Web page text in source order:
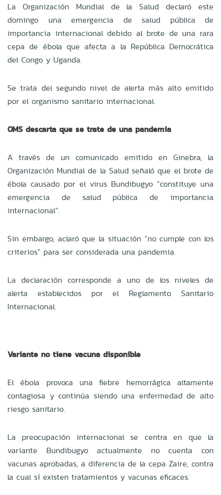
La Organización Mundial de la Salud declaró este
domingo una emergencia de salud pública de
importancia internacional debido al brote de una rara
cepa de ébola que afecta a la República Democrática
del Congo y Uganda.
Se trata del segundo nivel de alerta más alto emitido
por el organismo sanitario internacional.
OMS descarta que se trate de una pandemia
A través de un comunicado emitido en Ginebra, la
Organización Mundial de la Salud señaló que el brote de
ébola causado por el virus Bundibugyo “constituye una
emergencia de salud pública de importancia
internacional”.
Sin embargo, aclaró que la situación “no cumple con los
criterios” para ser considerada una pandemia.
La declaración corresponde a uno de los niveles de
alerta establecidos por el Reglamento Sanitario
Internacional.
Variante no tiene vacuna disponible
El ébola provoca una fiebre hemorrágica altamente
contagiosa y continúa siendo una enfermedad de alto
riesgo sanitario.
La preocupación internacional se centra en que la
variante Bundibugyo actualmente no cuenta con
vacunas aprobadas, a diferencia de la cepa Zaire, contra
la cual sí existen tratamientos y vacunas eficaces.